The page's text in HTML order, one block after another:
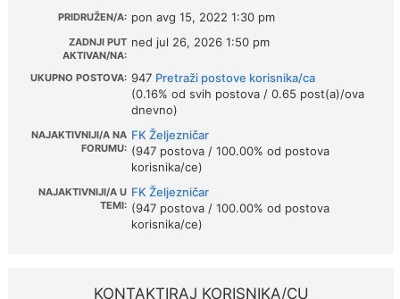
PRIDRUŽEN/A: pon avg 15, 2022 1:30 pm
ZADNJI PUT
AKTIVAN/NA:
ned jul 26, 2026 1:50 pm
UKUPNO POSTOVA: 947 Pretraži postove korisnika/ca
(0.16% od svih postova / 0.65 post(a)/ova
dnevno)
NAJAKTIVNIJI/A NA
FORUMU:
FK Željezničar
(947 postova / 100.00% od postova
korisnika/ce)
NAJAKTIVNIJI/A U
TEMI:
FK Željezničar
(947 postova / 100.00% od postova
korisnika/ce)
KONTAKTIRAJ KORISNIKA/CU